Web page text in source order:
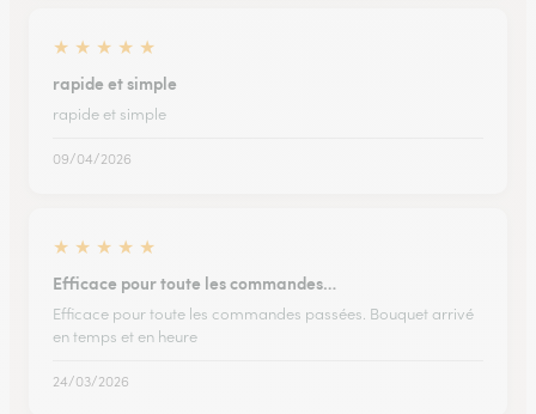
★ ★ ★ ★ ★
rapide et simple
rapide et simple
09/04/2026
★ ★ ★ ★ ★
Efficace pour toute les commandes…
Efficace pour toute les commandes passées. Bouquet arrivé
en temps et en heure
24/03/2026